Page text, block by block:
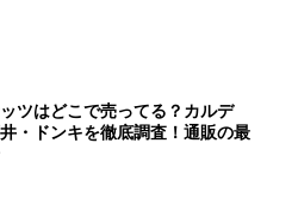
ツはどこで売ってる？カルデ
・ドンキを徹底調査！通販の最